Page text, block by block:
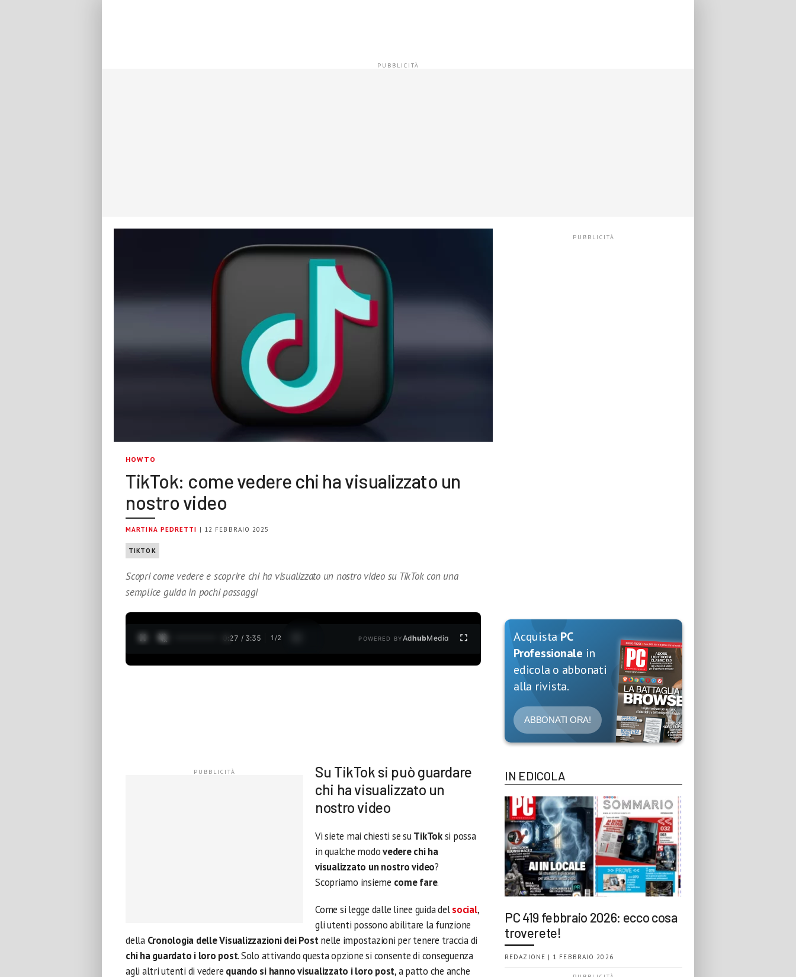
HOWTO
TikTok: come vedere chi ha visualizzato un
nostro video
MARTINA PEDRETTI | 12 FEBBRAIO 2025
TIKTOK
Scopri come vedere e scoprire chi ha visualizzato un nostro video su TikTok con una
semplice guida in pochi passaggi
0:28 / 3:35 1 /2 POWERED BYAdhubMedia
Su TikTok si può guardare
chi ha visualizzato un
nostro video
Vi siete mai chiesti se suTikToksi possa
in qualche modovedere chi ha
visualizzato un nostro video?
Scopriamo insieme come fare.
Come si legge dalle linee guida delsocial,
gli utenti possono abilitare la funzione
della Cronologia delle Visualizzazioni dei Postnelle impostazioni per tenere traccia di
chi ha guardato i loro post. Solo attivando questa opzione si consente di conseguenza
agli altri utenti di vedere quando si hanno visualizzato i loro post, a patto che anche
Acquista PC
Professionale in
edicola o abbonati
alla rivista.
ABBONATI ORA!
IN EDICOLA
PC 419 febbraio 2026: ecco cosa
troverete!
REDAZIONE | 1 FEBBRAIO 2026